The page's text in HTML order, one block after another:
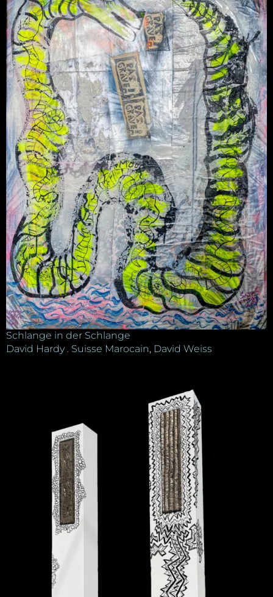
Schlange in der Schlange
David Hardy . Suisse Marocain, David Weiss